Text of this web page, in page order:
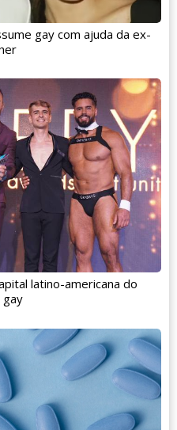
gay com ajuda da ex-
latino-americana do